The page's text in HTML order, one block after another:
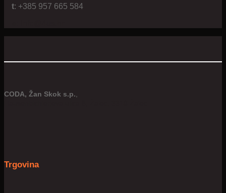
t: +385 957 665 584
CODA, Žan Skok s.p.
Trgovina